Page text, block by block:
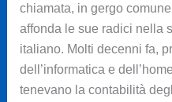
chiamata, in gergo
affonda le sue radici nella
italiano. Molti decenni fa,
dell’informatica e
tenevano la contabilità